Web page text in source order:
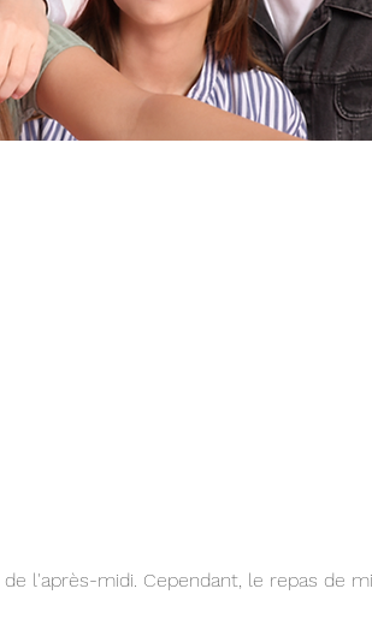
l'après-midi. Cependant, le repas de